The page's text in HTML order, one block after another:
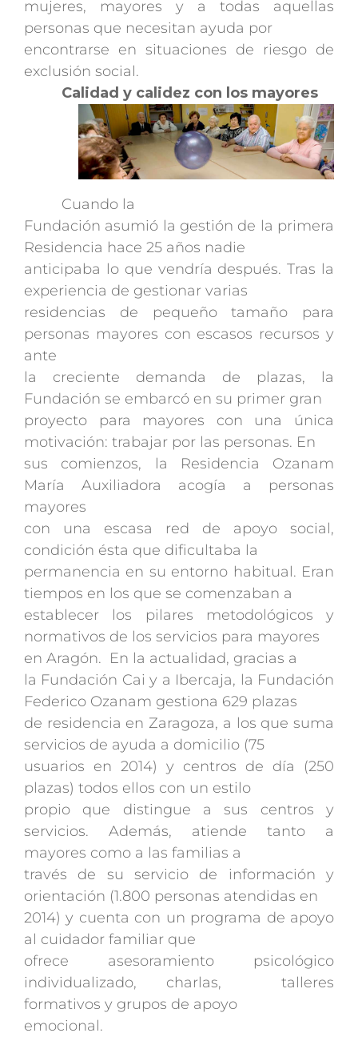
mujeres, mayores y a todas aquellas
personas que necesitan ayuda por
encontrarse en situaciones de riesgo de
exclusión social.
Calidad y calidez con los mayores
Cuando la
Fundación asumió la gestión de la primera
Residencia hace 25 años nadie
anticipaba lo que vendría después. Tras la
experiencia de gestionar varias
residencias de pequeño tamaño para
personas mayores con escasos recursos y
ante
la creciente demanda de plazas, la
Fundación se embarcó en su primer gran
proyecto para mayores con una única
motivación: trabajar por las personas. En
sus comienzos, la Residencia Ozanam
María Auxiliadora acogía a personas
mayores
con una escasa red de apoyo social,
condición ésta que dificultaba la
permanencia en su entorno habitual. Eran
tiempos en los que se comenzaban a
establecer los pilares metodológicos y
normativos de los servicios para mayores
en Aragón. En la actualidad, gracias a
la Fundación Cai y a Ibercaja, la Fundación
Federico Ozanam gestiona 629 plazas
de residencia en Zaragoza, a los que suma
servicios de ayuda a domicilio (75
usuarios en 2014) y centros de día (250
plazas) todos ellos con un estilo
propio que distingue a sus centros y
servicios. Además, atiende tanto a
mayores como a las familias a
través de su servicio de información y
orientación (1.800 personas atendidas en
2014) y cuenta con un programa de apoyo
al cuidador familiar que
ofrece asesoramiento psicológico
individualizado, charlas, talleres
formativos y grupos de apoyo
emocional.